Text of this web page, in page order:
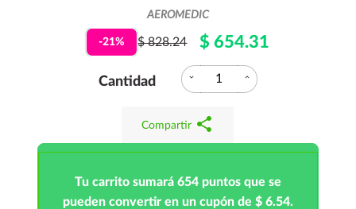
AEROMEDIC
-21% $ 828.24 $ 654.31
Cantidad expand_more expand_less
Compartir share
Tu carrito sumará 654 puntos que se
pueden convertir en un cupón de $ 6.54.